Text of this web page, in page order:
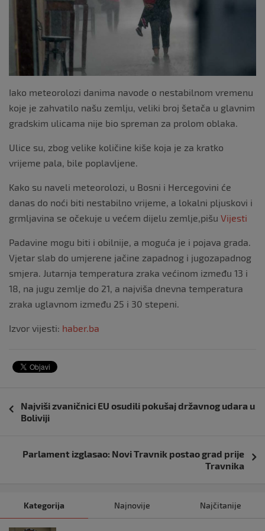
Iako meteorolozi danima navode o nestabilnom vremenu
koje je zahvatilo našu zemlju, veliki broj šetača u glavnim
gradskim ulicama nije bio spreman za prolom oblaka.
Ulice su, zbog velike količine kiše koja je za kratko
vrijeme pala, bile poplavljene.
Kako su naveli meteorolozi, u Bosni i Hercegovini će
danas do noći biti nestabilno vrijeme, a lokalni pljuskovi i
grmljavina se očekuje u većem dijelu zemlje,pišu Vijesti
Padavine mogu biti i obilnije, a moguća je i pojava grada.
Vjetar slab do umjerene jačine zapadnog i jugozapadnog
smjera. Jutarnja temperatura zraka većinom između 13 i
18, na jugu zemlje do 21, a najviša dnevna temperatura
zraka uglavnom između 25 i 30 stepeni.
Izvor vijesti: haber.ba
objava
Najviši zvaničnici EU osudili pokušaj državnog udara u
Boliviji
Parlament izglasao: Novi Travnik postao grad prije
Travnika
Kategorija Najnovije Najčitanije